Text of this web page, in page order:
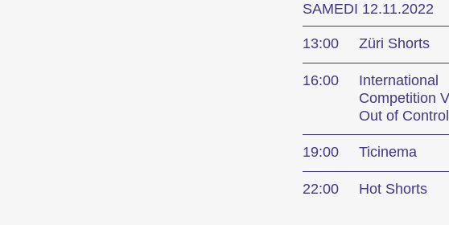
SAMEDI 12.11.2022
13:00 Züri Shorts
16:00
International
Competition
Out of Control
19:00 Ticinema
22:00 Hot Shorts
Focus sur une